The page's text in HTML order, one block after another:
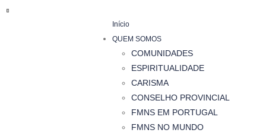
Início
QUEM SOMOS
COMUNIDADES
ESPIRITUALIDADE
CARISMA
CONSELHO PROVINCIAL
FMNS EM PORTUGAL
FMNS NO MUNDO